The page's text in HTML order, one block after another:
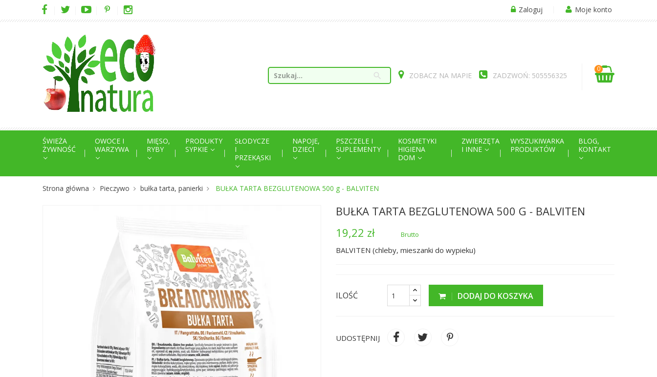
Zaloguj Moje konto
search ZOBACZ NA MAPIE ZADZWOŃ: 505556325
0
ŚWIEŻA
ŻYWNOŚĆ
OWOCE I
WARZYWA
MIĘSO,
RYBY
PRODUKTY
SYPKIE
SŁODYCZE
I
PRZEKĄSKI
NAPOJE,
DZIECI
PSZCZELE I
SUPLEMENTY
KOSMETYKI
HIGIENA
DOM
ZWIERZĘTA
I INNE
WYSZUKIWARKA
PRODUKTÓW
BLOG,
KONTAKT
Strona główna Pieczywo bułka tarta, panierki BUŁKA TARTA BEZGLUTENOWA 500 g - BALVITEN
BUŁKA TARTA BEZGLUTENOWA 500 G - BALVITEN
19,22 zł
Brutto
BALVITEN (chleby, mieszanki do wypieku)
ILOŚĆ DODAJ DO KOSZYKA
UDOSTĘPNIJ